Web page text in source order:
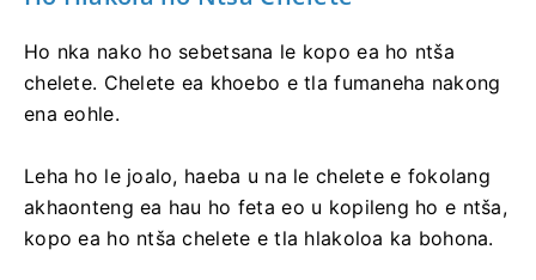
Ho nka nako ho sebetsana le kopo ea ho ntša
chelete. Chelete ea khoebo e tla fumaneha nakong
ena eohle.
Leha ho le joalo, haeba u na le chelete e fokolang
akhaonteng ea hau ho feta eo u kopileng ho e ntša,
kopo ea ho ntša chelete e tla hlakoloa ka bohona.